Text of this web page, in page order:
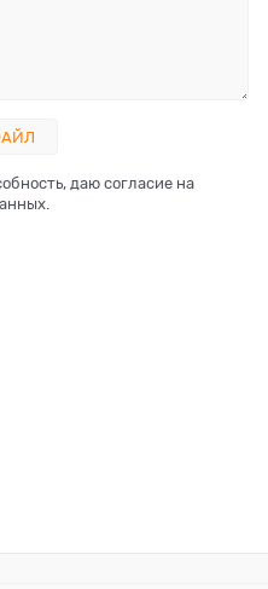
даю согласие на